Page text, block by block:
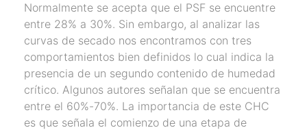
Normalmente se acepta que el PSF se encuentre
entre 28% a 30%. Sin embargo, al analizar las
curvas de secado nos encontramos con tres
comportamientos bien definidos lo cual indica la
presencia de un segundo contenido de humedad
crítico. Algunos autores señalan que se encuentra
entre el 60%-70%. La importancia de este CHC
es que señala el comienzo de una etapa de